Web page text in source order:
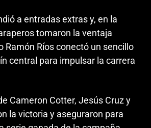
a entradas extras y, en la
tomaron la ventaja
Ramón Ríos conectó un sencillo
central para impulsar la carrera
Cameron Cotter, Jesús Cruz y
la victoria y aseguraron para